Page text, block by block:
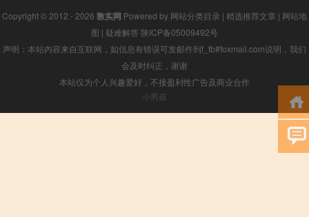
Copyright © 2012 - 2026 敦实网 Powered by 网站分类目录 | 精选推荐文章 | 网站地
图 | 疑难解答 陕ICP备05009492号
声明：本站内容来自互联网，如信息有错误可发邮件到f_fb#foxmail.com说明，我们
会及时纠正，谢谢
本站仅为个人兴趣爱好，不接盈利性广告及商业合作
小男孩